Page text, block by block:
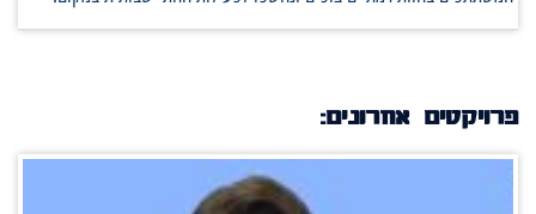
פרויקטים אחרונים: